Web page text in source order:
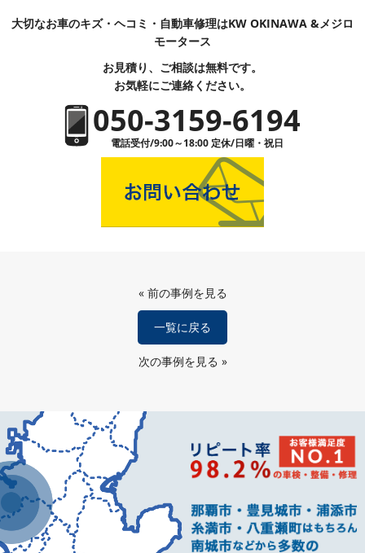
大切なお車のキズ・ヘコミ・自動車修理はKW OKINAWA &メジロ
モータース
お見積り、ご相談は無料です。
お気軽にご連絡ください。
050-3159-6194
電話受付/9:00～18:00 定休/日曜・祝日
« 前の事例を見る
一覧に戻る
次の事例を見る »